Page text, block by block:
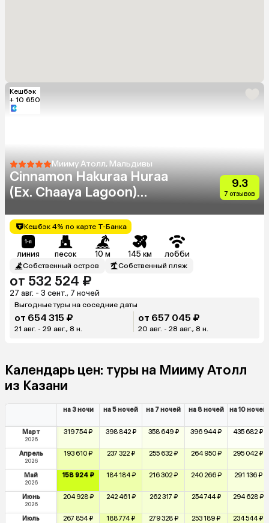
Кешбэк
+ 10 650
Мииму Атолл, Мальдивы
Cinnamon Hakuraa Huraa
(Ex. Chaaya Lagoon)
9.3
7 отзывов
Кешбэк 4% по карте Т-Банка
линия песок 10 м 145 км лобби
Собственный остров Собственный пляж
от 532 524 ₽
27 авг. - 3 сент., 7 ночей
Выгодные туры на соседние даты
от 654 315 ₽
21 авг. - 29 авг., 8 н.
от 657 045 ₽
20 авг. - 28 авг., 8 н.
Календарь цен: туры на Мииму Атолл
из Казани
на 3 ночи на 5 ночей на 7 ночей на 8 ночей на 10 ночей
Март
2026
319 754 ₽ 398 842 ₽ 358 649 ₽ 396 944 ₽ 435 682 ₽
Апрель
2026
193 610 ₽ 237 322 ₽ 255 632 ₽ 264 950 ₽ 295 042 ₽
Май
2026
158 924 ₽ 184 184 ₽ 216 302 ₽ 240 266 ₽ 291 136 ₽
Июнь
2026
204 928 ₽ 242 461 ₽ 262 317 ₽ 254 744 ₽ 294 628 ₽
Июль 267 854 ₽ 188 774 ₽ 279 328 ₽ 253 189 ₽ 234 544 ₽